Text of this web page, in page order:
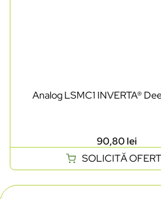
Analog LSMC1 INVERTA®
90,80 lei
SOLICITĂ